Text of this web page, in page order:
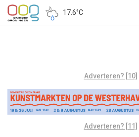
17.6°C
Adverteren? [10]
Adverteren? [11]